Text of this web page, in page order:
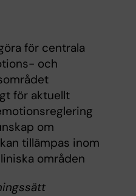
för centrala
och
för aktuellt
om
tillämpas inom
områden